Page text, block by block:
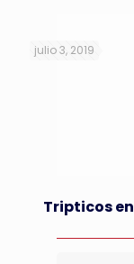
julio 3, 2019
Tripticos